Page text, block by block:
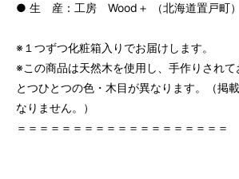
● 生 産：工房 Wood＋ （北海道置戸町）
※１つずつ化粧箱入りでお届けします。
※この商品は天然木を使用し、手作りされ
とつひとつの色・木目が異なります。（掲
なりません。）
＝＝＝＝＝＝＝＝＝＝＝＝＝＝＝＝＝＝＝